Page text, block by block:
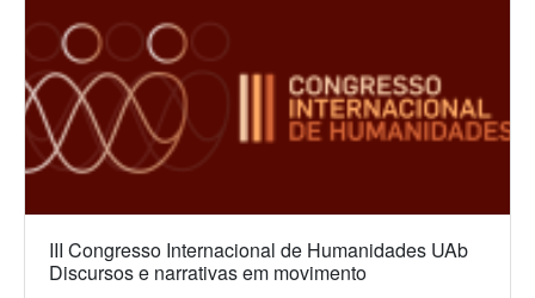
III Congresso Internacional de Humanidades UAb
Discursos e narrativas em movimento